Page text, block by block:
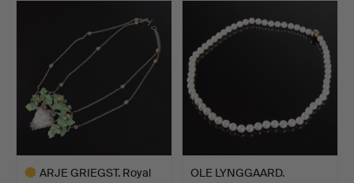
ARJE GRIEGST. Royal
OLE LYNGGAARD.